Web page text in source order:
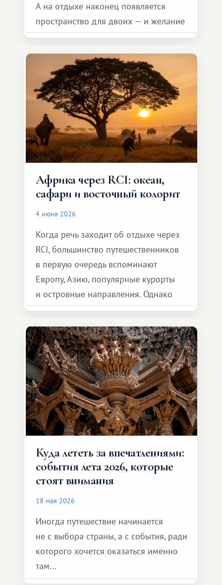
А на отдыхе наконец появляется
пространство для двоих — и желание
сделать для близкого человека что-то
особенное. Не обязательно
масштабное, но тёплое
и запоминающееся :)
Африка через RCI: океан,
сафари и восточный колорит
4 июня 2026
Когда речь заходит об отдыхе через
RCI, большинство путешественников
в первую очередь вспоминают
Европу, Азию, популярные курорты
и островные направления. Однако
возможности обменной системы
значительно шире. Среди них есть
и Африка — континент, который
способен подарить совершенно иной
формат путешествия.
Куда лететь за впечатлениями:
события лета 2026, которые
стоят внимания
18 мая 2026
Иногда путешествие начинается
не с выбора страны, а с события, ради
которого хочется оказаться именно
там...